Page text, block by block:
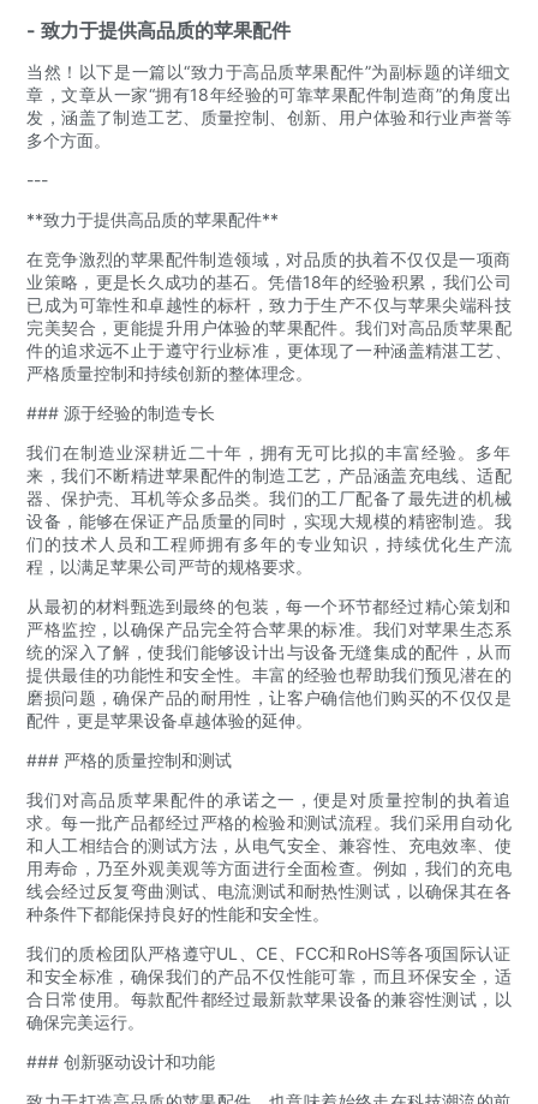
- 致力于提供高品质的苹果配件
当然！以下是一篇以“致力于高品质苹果配件”为副标题的详细文
章，文章从一家“拥有18年经验的可靠苹果配件制造商”的角度出
发，涵盖了制造工艺、质量控制、创新、用户体验和行业声誉等
多个方面。
---
**致力于提供高品质的苹果配件**
在竞争激烈的苹果配件制造领域，对品质的执着不仅仅是一项商
业策略，更是长久成功的基石。凭借18年的经验积累，我们公司
已成为可靠性和卓越性的标杆，致力于生产不仅与苹果尖端科技
完美契合，更能提升用户体验的苹果配件。我们对高品质苹果配
件的追求远不止于遵守行业标准，更体现了一种涵盖精湛工艺、
严格质量控制和持续创新的整体理念。
### 源于经验的制造专长
我们在制造业深耕近二十年，拥有无可比拟的丰富经验。多年
来，我们不断精进苹果配件的制造工艺，产品涵盖充电线、适配
器、保护壳、耳机等众多品类。我们的工厂配备了最先进的机械
设备，能够在保证产品质量的同时，实现大规模的精密制造。我
们的技术人员和工程师拥有多年的专业知识，持续优化生产流
程，以满足苹果公司严苛的规格要求。
从最初的材料甄选到最终的包装，每一个环节都经过精心策划和
严格监控，以确保产品完全符合苹果的标准。我们对苹果生态系
统的深入了解，使我们能够设计出与设备无缝集成的配件，从而
提供最佳的功能性和安全性。丰富的经验也帮助我们预见潜在的
磨损问题，确保产品的耐用性，让客户确信他们购买的不仅仅是
配件，更是苹果设备卓越体验的延伸。
### 严格的质量控制和测试
我们对高品质苹果配件的承诺之一，便是对质量控制的执着追
求。每一批产品都经过严格的检验和测试流程。我们采用自动化
和人工相结合的测试方法，从电气安全、兼容性、充电效率、使
用寿命，乃至外观美观等方面进行全面检查。例如，我们的充电
线会经过反复弯曲测试、电流测试和耐热性测试，以确保其在各
种条件下都能保持良好的性能和安全性。
我们的质检团队严格遵守UL、CE、FCC和RoHS等各项国际认证
和安全标准，确保我们的产品不仅性能可靠，而且环保安全，适
合日常使用。每款配件都经过最新款苹果设备的兼容性测试，以
确保完美运行。
### 创新驱动设计和功能